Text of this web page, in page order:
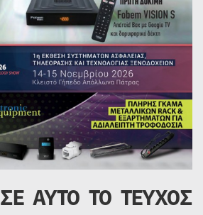
ΣΕ ΑΥΤΟ ΤΟ ΤΕΥΧΟΣ